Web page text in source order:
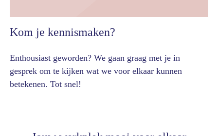
Kom je kennismaken?
Enthousiast geworden? We gaan graag met je in
gesprek om te kijken wat we voor elkaar kunnen
betekenen. Tot snel!